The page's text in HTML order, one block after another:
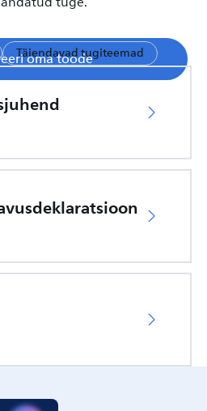
oma toode
Täiendavad tugiteemad